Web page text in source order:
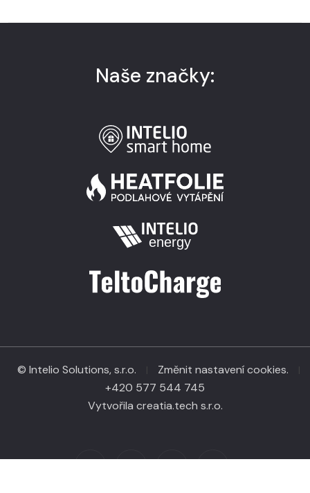
Naše značky:
© Intelio Solutions, s.r.o. | Změnit nastavení cookies. |
+420 577 544 745
Vytvořila creatia.tech s.r.o.